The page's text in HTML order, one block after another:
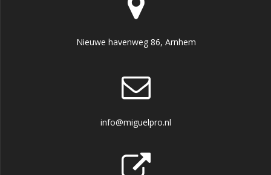
Nieuwe havenweg 86, Arnhem
info@miguelpro.nl